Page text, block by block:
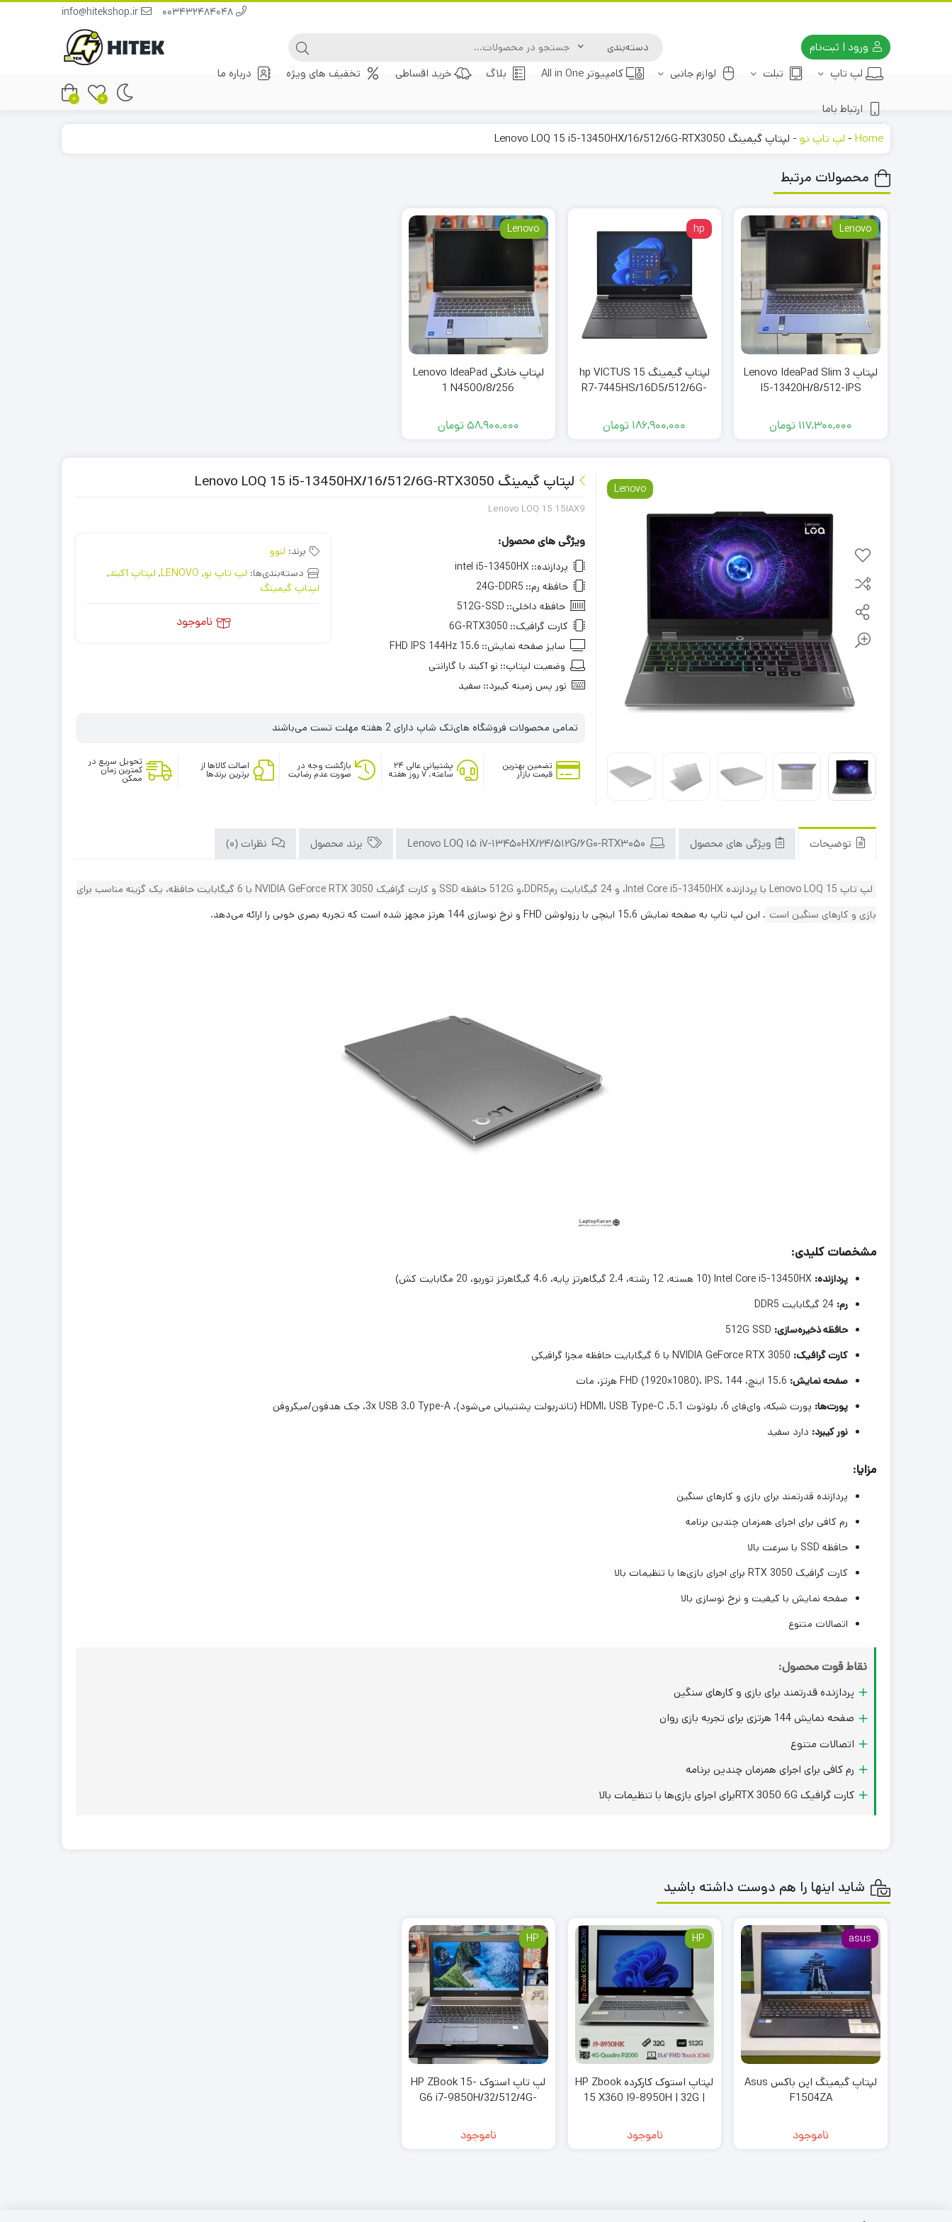
ورود | ثبت‌نام
لپ تاپ
تبلت لوازم جانبی کامپیوتر All in One بلاگ خرید اقساطی تخفیف های ویژه درباره ما
ارتباط باما
0
0
Home
- لپ تاپ نو - لپتاپ گیمینگ Lenovo LOQ 15 i5-13450HX/16/512/6G-RTX3050
محصولات مرتبط
Lenovo
لپتاپ Lenovo IdeaPad Slim 3
I5-13420H/8/512-IPS
117,300,000 تومان
hp
لپتاپ گیمینگ hp VICTUS 15
R7-7445HS/16D5/512/6G-
186,900,000 تومان
Lenovo
لپتاپ خانگی Lenovo IdeaPad
1 N4500/8/256
58,900,000تومان
Lenovo لپتاپ گیمینگ Lenovo LOQ 15 i5-13450HX/16/512/6G-RTX3050
Lenovo LOQ 15 15IAX9
ویژگی های محصول:
پردازنده:: intel i5-13450HX
حافظه رم:: 24G-DDR5
حافظه داخلی:: 512G-SSD
کارت گرافیک:: 6G-RTX3050
سایز صفحه نمایش:: 15.6 FHD IPS 144Hz
وضعیت لپتاپ:: نو آکبند با گارانتی
نور پس زمینه کیبرد:: سفید
برند: لنوو
دسته‌بندی‌ها: لپ تاپ نو,
LENOVO
, لپتاپ آکبند,
لپتاپ گیمینگ
ناموجود
تمامی محصولات فروشگاه های‌تک شاپ دارای 2 هفته مهلت تست می‌باشند
تضمین بهترین
قیمت بازار
پشتیبانی عالی ۲۴
ساعته، ۷ روز هفته
بازگشت وجه در
صورت عدم رضایت
اصالت کالاها از
برترین برندها
تحویل سریع در
کمترین زمان
ممکن
توضیحات ویژگی های محصول برند محصول نظرات (0)
لپ تاپ Lenovo LOQ 15 با پردازنده Intel Core i5-13450HX، و 24 گیگابایت رمDDR5،و 512G حافظه SSD و کارت گرافیک NVIDIA GeForce RTX 3050 با 6 گیگابایت حافظه، یک گزینه مناسب برای
بازی و کارهای سنگین است . این لپ تاپ به صفحه نمایش 15.6 اینچی با رزولوشن FHD و نرخ نوسازی 144 هرتز مجهز شده است که تجربه بصری خوبی را ارائه می‌دهد.
مشخصات کلیدی:
پردازنده: Intel Core i5-13450HX (10 هسته، 12 رشته، 2.4 گیگاهرتز پایه، 4.6 گیگاهرتز توربو، 20 مگابایت کش)
رم: 24 گیگابایت
حافظه ذخیره‌سازی: 512G SSD
کارت گرافیک: NVIDIA GeForce RTX 3050 با 6 گیگابایت حافظه مجزا گرافیکی
صفحه نمایش: 15.6 اینچ، FHD (1920×1080)، IPS، 144 هرتز، مات
پورت‌ها: پورت شبکه، وای‌فای 6، بلوتوث 5.1، HDMI، USB Type-C (تاندربولت پشتیبانی می‌شود)، 3x USB 3.0 Type-A، جک هدفون/میکروفن
نور کیبرد: دارد سفید
مزایا:
پردازنده قدرتمند برای بازی و کارهای سنگین
رم کافی برای اجرای همزمان چندین برنامه
حافظه SSD با سرعت بالا
کارت گرافیک RTX 3050 برای اجرای بازی‌ها با تنظیمات بالا
صفحه نمایش با کیفیت و نرخ نوسازی بالا
اتصالات متنوع
نقاط قوت محصول:
پردازنده قدرتمند برای بازی و کارهای سنگین
صفحه نمایش 144 هرتزی برای تجربه بازی روان
اتصالات متنوع
رم کافی برای اجرای همزمان چندین برنامه
کارت گرافیک RTX 3050 6Gبرای اجرای بازی‌ها با تنظیمات بالا
شاید اینها را هم دوست داشته باشید
asus
لپتاپ گیمینگ اپن باکس Asus
F1504ZA
ناموجود
HP
لپتاپ استوک کارکرده HP Zbook
15 X360 I9-8950H | 32G |
ناموجود
HP
لپ تاپ استوک HP ZBook 15-
G6 i7-9850H/32/512/4G-
ناموجود